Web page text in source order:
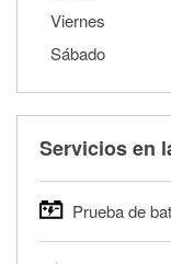
Viernes
Sábado
Servicios en
Prueba de